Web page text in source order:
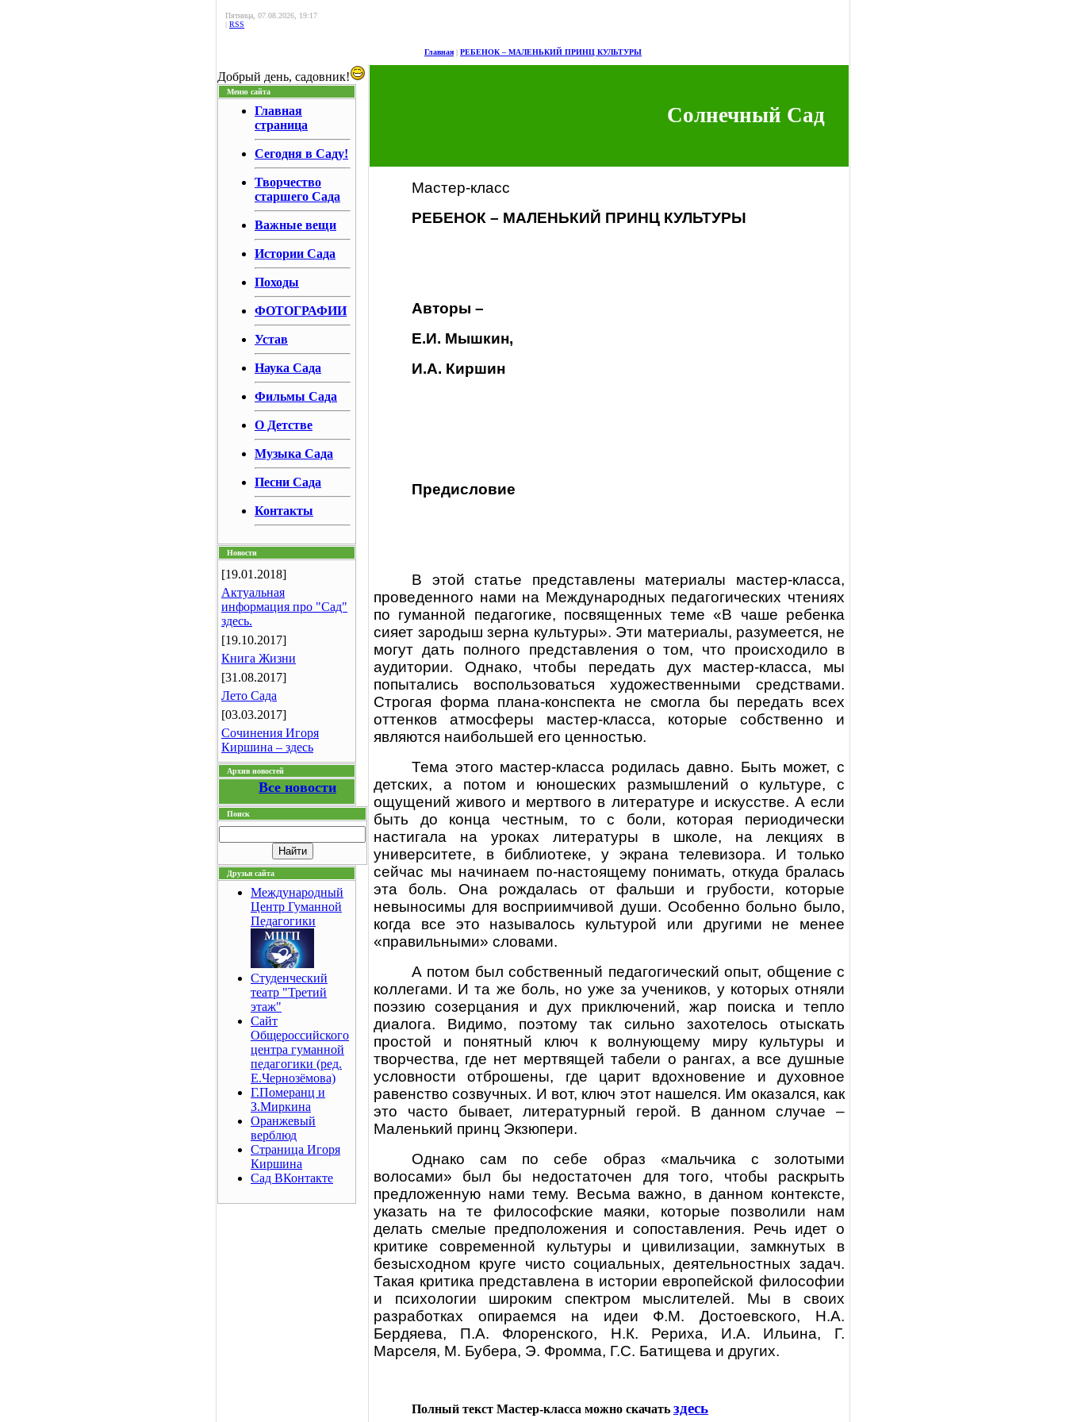
Пятница, 07.08.2026, 19:17
| RSS
Главная | РЕБЕНОК – МАЛЕНЬКИЙ ПРИНЦ КУЛЬТУРЫ
Добрый день, садовник!
Меню сайта
Главная
страница
Сегодня в Саду!
Творчество
старшего Сада
Важные вещи
Истории Сада
Походы
ФОТОГРАФИИ
Устав
Наука Сада
Фильмы Сада
О Детстве
Музыка Сада
Песни Сада
Контакты
Новости
[19.01.2018]
Актуальная
информация про "Сад"
здесь.
[19.10.2017]
Книга Жизни
[31.08.2017]
Лето Сада
[03.03.2017]
Сочинения Игоря
Киршина – здесь
Архив новостей
Все новости
Поиск
Друзья сайта
Международный
Центр Гуманной
Педагогики
Студенческий
театр "Третий
этаж"
Сайт
Общероссийского
центра гуманной
педагогики (ред.
Е.Чернозёмова)
Г.Померанц и
З.Миркина
Оранжевый
верблюд
Страница Игоря
Киршина
Сад ВКонтакте
Солнечный Сад
Мастер-класс
РЕБЕНОК – МАЛЕНЬКИЙ ПРИНЦ КУЛЬТУРЫ
Авторы –
Е.И. Мышкин,
И.А. Киршин
Предисловие
В этой статье представлены материалы мастер-класса,
проведенного нами на Международных педагогических чтениях
по гуманной педагогике, посвященных теме «В чаше ребенка
сияет зародыш зерна культуры». Эти материалы, разумеется, не
могут дать полного представления о том, что происходило в
аудитории. Однако, чтобы передать дух мастер-класса, мы
попытались воспользоваться художественными средствами.
Строгая форма плана-конспекта не смогла бы передать всех
оттенков атмосферы мастер-класса, которые собственно и
являются наибольшей его ценностью.
Тема этого мастер-класса родилась давно. Быть может, с
детских, а потом и юношеских размышлений о культуре, с
ощущений живого и мертвого в литературе и искусстве. А если
быть до конца честным, то с боли, которая периодически
настигала на уроках литературы в школе, на лекциях в
университете, в библиотеке, у экрана телевизора. И только
сейчас мы начинаем по-настоящему понимать, откуда бралась
эта боль. Она рождалась от фальши и грубости, которые
невыносимы для восприимчивой души. Особенно больно было,
когда все это называлось культурой или другими не менее
«правильными» словами.
А потом был собственный педагогический опыт, общение с
коллегами. И та же боль, но уже за учеников, у которых отняли
поэзию созерцания и дух приключений, жар поиска и тепло
диалога. Видимо, поэтому так сильно захотелось отыскать
простой и понятный ключ к волнующему миру культуры и
творчества, где нет мертвящей табели о рангах, а все душные
условности отброшены, где царит вдохновение и духовное
равенство созвучных. И вот, ключ этот нашелся. Им оказался, как
это часто бывает, литературный герой. В данном случае –
Маленький принц Экзюпери.
Однако сам по себе образ «мальчика с золотыми
волосами» был бы недостаточен для того, чтобы раскрыть
предложенную нами тему. Весьма важно, в данном контексте,
указать на те философские маяки, которые позволили нам
делать смелые предположения и сопоставления. Речь идет о
критике современной культуры и цивилизации, замкнутых в
безысходном круге чисто социальных, деятельностных задач.
Такая критика представлена в истории европейской философии
и психологии широким спектром мыслителей. Мы в своих
разработках опираемся на идеи Ф.М. Достоевского, Н.А.
Бердяева, П.А. Флоренского, Н.К. Рериха, И.А. Ильина, Г.
Марселя, М. Бубера, Э. Фромма, Г.С. Батищева и других.
Полный текст Мастер-класса можно скачать здесь